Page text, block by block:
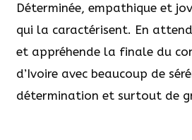
Déterminée, empathique et
qui la caractérisent. En
et appréhende la finale du
d’Ivoire avec beaucoup de
détermination et surtout de